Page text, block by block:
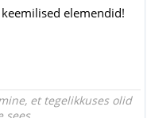
elemendid!
et tegelikkuses olid
sees.